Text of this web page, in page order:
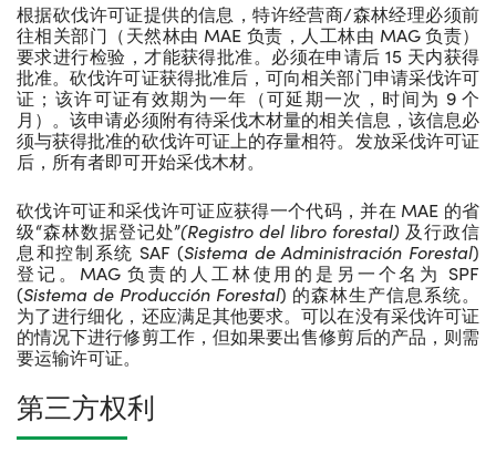
根据砍伐许可证提供的信息，特许经营商/森林经理必须前
往相关部门（天然林由 MAE 负责，人工林由 MAG 负责）
要求进行检验，才能获得批准。必须在申请后 15 天内获得
批准。砍伐许可证获得批准后，可向相关部门申请采伐许可
证；该许可证有效期为一年（可延期一次，时间为 9 个
月）。该申请必须附有待采伐木材量的相关信息，该信息必
须与获得批准的砍伐许可证上的存量相符。发放采伐许可证
后，所有者即可开始采伐木材。
砍伐许可证和采伐许可证应获得一个代码，并在 MAE 的省
级“森林数据登记处”(Registro del libro forestal) 及行政信
息和控制系统 SAF (Sistema deAdministración Forestal)
登记。MAG 负责的人工林使用的是另一个名为 SPF
(Sistema de Producción Forestal) 的森林生产信息系统。
为了进行细化，还应满足其他要求。可以在没有采伐许可证
的情况下进行修剪工作，但如果要出售修剪后的产品，则需
要运输许可证。
第三方权利